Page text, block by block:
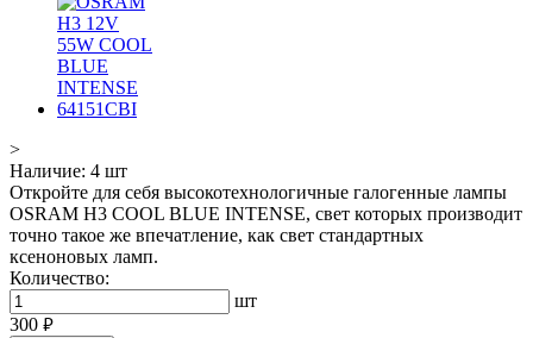
>
Наличие: 4 шт
Откройте для себя высокотехнологичные галогенные лампы
OSRAM H3 COOL BLUE INTENSE, свет которых производит
точно такое же впечатление, как свет стандартных
ксеноновых ламп.
Количество:
шт
300 руб.